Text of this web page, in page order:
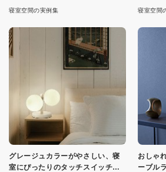
寝室空間の実例集 寝室空間
グレージュカラーがやさしい、寝
室にぴったりのタッチスイッチ式
おしゃ
ーブル